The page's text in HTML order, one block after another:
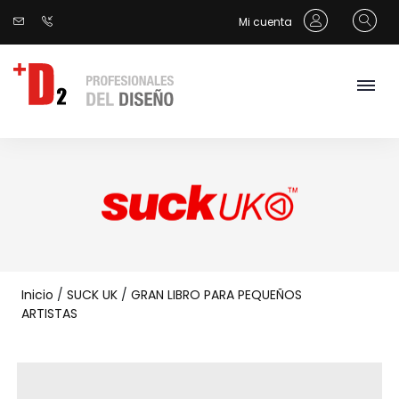
Mi cuenta
Inicio / SUCK UK / GRAN LIBRO PARA PEQUEÑOS
ARTISTAS